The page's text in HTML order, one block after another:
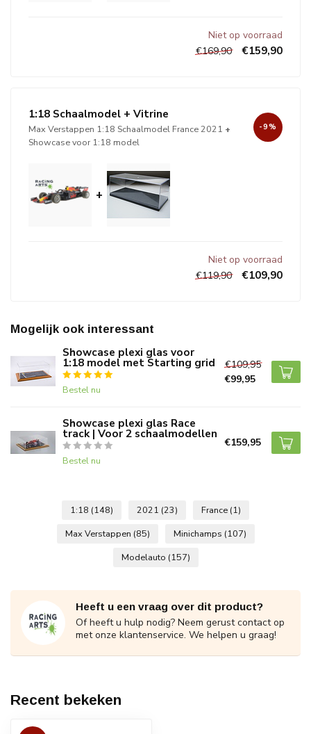
Niet op voorraad
€169,90
€159,90
1:18 Schaalmodel + Vitrine
Max Verstappen 1:18 Schaalmodel France 2021 +
Showcase voor 1:18 model
-9%
+
Niet op voorraad
€119,90
€109,90
Mogelijk ook interessant
Showcase plexi glas voor
1:18 model met Starting grid
Bestel nu
€109,95
€99,95
Showcase plexi glas Race
track | Voor 2 schaalmodellen
Bestel nu
€159,95
1:18 (148) 2021 (23) France (1)
Max Verstappen (85) Minichamps (107)
Modelauto (157)
Heeft u een vraag over dit product?
Of heeft u hulp nodig? Neem gerust contact op
met onze klantenservice. We helpen u graag!
Recent bekeken